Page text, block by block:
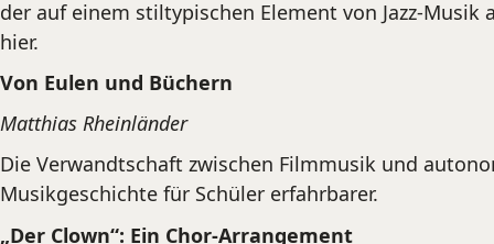
der auf einem stiltypischen Element von Jazz-
hier.
Von Eulen und Büchern
Matthias Rheinländer
Die Verwandtschaft zwischen Filmmusik und
Musikgeschichte für Schüler erfahrbarer.
„Der Clown“: Ein Chor-Arrangement